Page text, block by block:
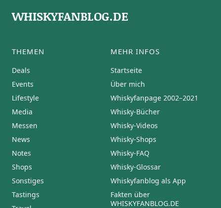
WHISKYFANBLOG.DE
THEMEN
Deals
Events
Lifestyle
Media
Messen
News
Notes
Shops
Sonstiges
Tastings
MEHR INFOS
Startseite
Über mich
Whiskyfanpage 2002–2021
Whisky-Bücher
Whisky-Videos
Whisky-Shops
Whisky-FAQ
Whisky-Glossar
Whiskyfanblog als App
Fakten über
WHISKYFANBLOG.DE